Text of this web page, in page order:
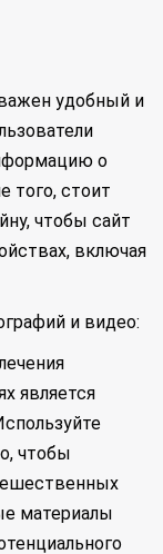
удобный и
о
того, стоит
чтобы сайт
включая
и видео:
является
чтобы
материалы